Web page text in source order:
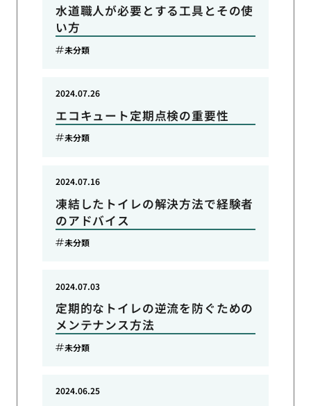
水道職人が必要とする工具とその使
い方
未分類
エコキュート定期点検の重要性
2024.07.26
未分類
凍結したトイレの解決方法で経験者
のアドバイス
2024.07.16
未分類
定期的なトイレの逆流を防ぐための
メンテナンス方法
2024.07.03
未分類
2024.06.25